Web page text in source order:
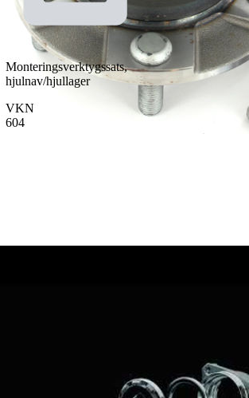
Artikelnamn
Artikelnummer
Antal
Lager
SKF00203
1
Skruv / Bult
SKF01716
4
SKF04658 1
Monteringsverktygssats,
hjulnav/hjullager
VKN
604